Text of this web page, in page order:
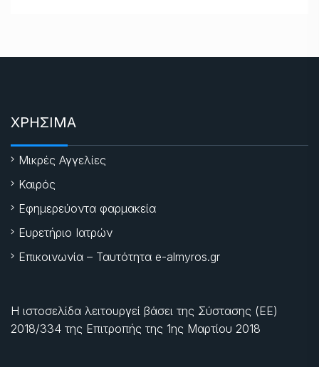
ΧΡΗΣΙΜΑ
Μικρές Αγγελίες
Καιρός
Εφημερεύοντα φαρμακεία
Ευρετήριο Ιατρών
Επικοινωνία – Ταυτότητα e-almyros.gr
Η ιστοσελίδα λειτουργεί βάσει της Σύστασης (ΕΕ)
2018/334 της Επιτροπής της 1ης Μαρτίου 2018